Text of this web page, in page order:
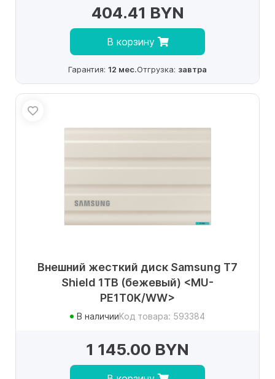
404.41 BYN
В корзину
Гарантия: 12 мес.Отгрузка: завтра
Внешний жесткий диск Samsung T7
Shield 1TB (бежевый) <MU-
PE1T0K/WW>
В наличииКод товара: 593384
1 145.00 BYN